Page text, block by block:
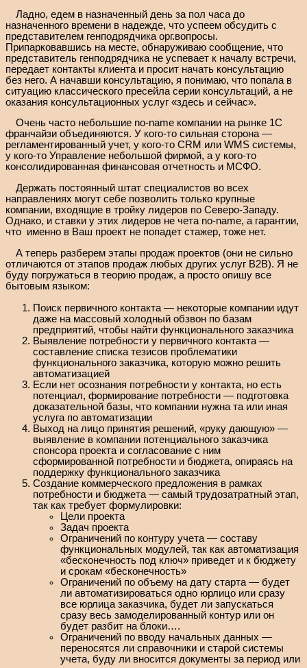
Ладно, едем в назначенный день за пол часа до
назначенного времени в надежде, что успеем обсудить с
представителем генподрядчика орг.вопросы.
Припарковавшись на месте, обнаруживаю сообщение, что
представитель генподрядчика не успевает к началу встречи,
передает контакты клиента и просит начать консультацию
без него. А начавши консультацию, я понимаю, что попала в
ситуацию классического пресейла серии консультаций, а не
оказания консультационных услуг «здесь и сейчас».
Очень часто небольшие no-name компании на рынке 1С
франчайзи объединяются. У кого-то сильная сторона —
регламентированный учет, у кого-то CRM или WMS системы,
у кого-то Управление небольшой фирмой, а у кого-то
консолидированная финансовая отчетность и МСФО.
Держать постоянный штат специалистов во всех
направлениях могут себе позволить только крупные
компании, входящие в тройку лидеров по Северо-Западу.
Однако, и ставки у этих лидеров не чета no-name, а гарантии,
что именно в Ваш проект не попадет стажер, тоже нет.
А теперь разберем этапы продаж проектов (они не сильно
отличаются от этапов продаж любых других услуг B2B). Я не
буду погружаться в теорию продаж, а просто опишу все
бытовым языком:
Поиск первичного контакта — некоторые компании идут
даже на массовый холодный обзвон по базам
предприятий, чтобы найти функционального заказчика
Выявление потребности у первичного контакта —
составление списка тезисов проблематики
функционального заказчика, которую можно решить
автоматизацией
Если нет осознания потребности у контакта, но есть
потенциал, формирование потребности — подготовка
доказательной базы, что компании нужна та или иная
услуга по автоматизации
Выход на лицо принятия решений, «руку дающую» —
выявление в компании потенциального заказчика
спонсора проекта и согласование с ним
сформированной потребности и бюджета, опираясь на
поддержку функционального заказчика
Создание коммерческого предложения в рамках
потребности и бюджета — самый трудозатратный этап,
так как требует формулировки:
Цели проекта
Задач проекта
Ограничений по контуру учета — составу
функциональных модулей, так как автоматизация
«бесконечность под ключ» приведет и к бюджету
и срокам «бесконечность»
Ограничений по объему на дату старта — будет
ли автоматизироваться одно юрлицо или сразу
все юрлица заказчика, будет ли запускаться
сразу весь замоделированный контур или он
будет разбит на блоки….
Ограничений по вводу начальных данных —
переносятся ли справочники и старой системы
учета, буду ли вносится документы за период или